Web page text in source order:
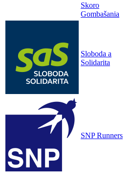
Skoro
Gombašania
Sloboda a
Solidarita
SNP Runners